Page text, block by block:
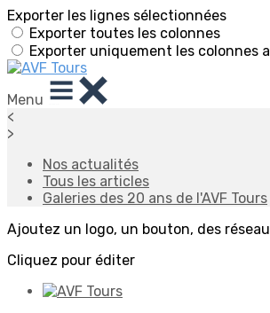
Exporter les lignes sélectionnées
Exporter toutes les colonnes
Exporter uniquement les colonnes
Menu
<
>
Nos actualités
Tous les articles
Galeries des 20 ans de l'AVF Tours
Ajoutez un logo, un bouton, des
Cliquez pour éditer